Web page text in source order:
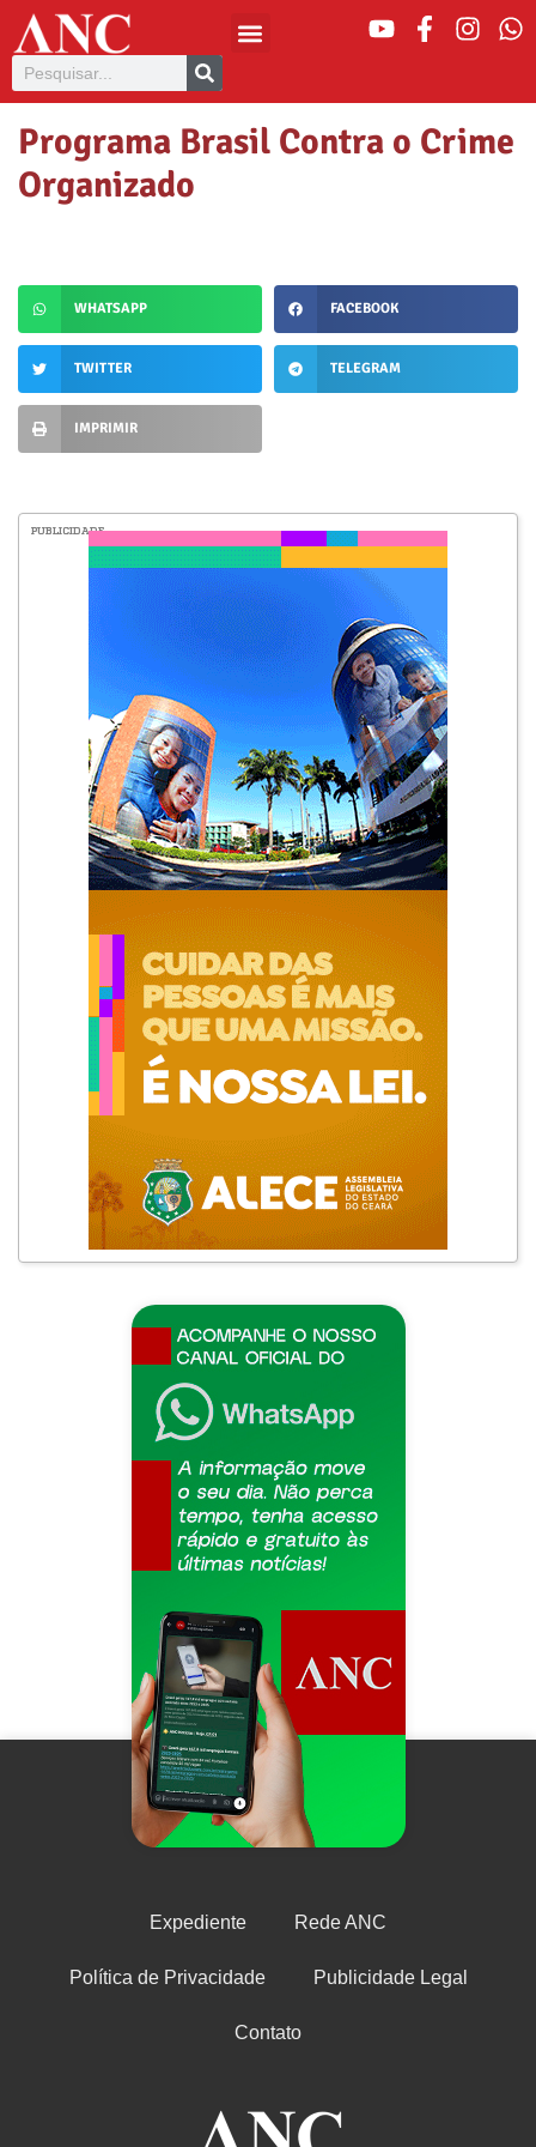
Programa Brasil Contra o Crime
Organizado
WHATSAPP FACEBOOK
TWITTER TELEGRAM
IMPRIMIR
PUBLICIDADE
Expediente Rede ANC
Política de Privacidade Publicidade Legal
Contato